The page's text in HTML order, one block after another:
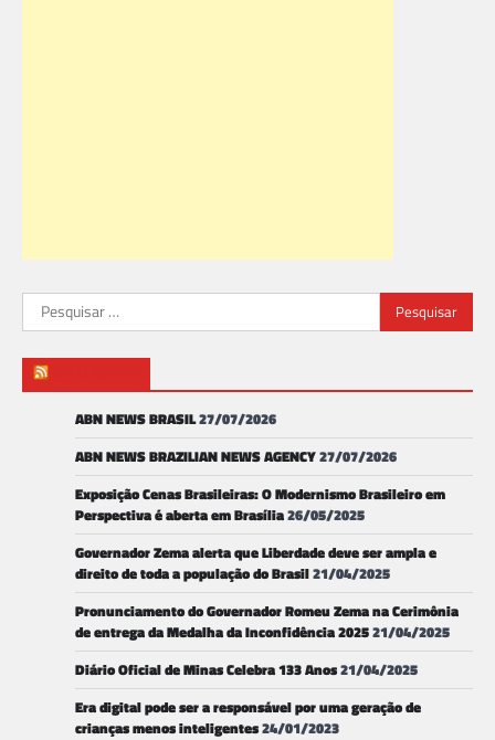
Pesquisar
por:
ABN NEWS BRASIL27/07/2026
ABN NEWS BRAZILIAN NEWS AGENCY27/07/2026
Exposição Cenas Brasileiras: O Modernismo Brasileiro em
Perspectiva é aberta em Brasília26/05/2025
Governador Zema alerta que Liberdade deve ser ampla e
direito de toda a população do Brasil21/04/2025
Pronunciamento do Governador Romeu Zema na Cerimônia
de entrega da Medalha da Inconfidência 202521/04/2025
Diário Oficial de Minas Celebra 133 Anos21/04/2025
Era digital pode ser a responsável por uma geração de
crianças menos inteligentes24/01/2023